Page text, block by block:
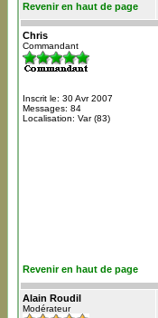
Revenir en haut de page
Chris
Commandant
Inscrit le: 30 Avr 2007
Messages: 84
Localisation: Var (83)
Revenir en haut de page
Alain Roudil
Modérateur